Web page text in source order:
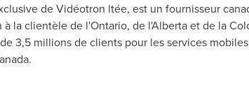
de Vidéotron ltée, est un fournisseur
à la clientèle de l'Ontario, de l'Albertaet de la
3,5 millions de clients pour les services
.